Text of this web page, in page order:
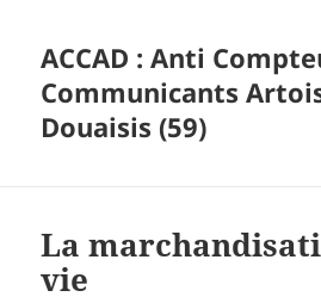
ACCAD : Anti
Communicants
Douaisis (59)
La
vie